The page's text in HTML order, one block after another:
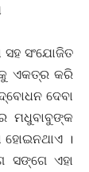
ସଂଯୋଜିତ
ଏକତ୍ର କରି
ଦେବା
ମଧୁବାବୁଙ୍କ
।
ସଙ୍ଗେ ଏହା